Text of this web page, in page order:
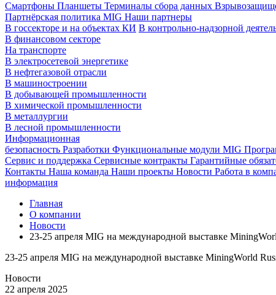
Смартфоны Планшеты Терминалы сбора данных
Партнёрская политика MIG Наши партнеры
В госсекторе и на объектах КИ В контрольно-надзорной
В финансовом секторе
На транспорте
В электросетевой энергетике
В нефтегазовой отрасли
В машиностроении
В добывающей промышленности
В химической промышленности
В металлургии
В лесной промышленности
Информационная
безопасность Разработки Функциональные модули MIG
Сервис и поддержка Сервисные контракты Гарантийные
Контакты Наша команда Наши проекты Новости Работа в
информация
Главная
О компании
Новости
23-25 апреля MIG на международной выставке
23-25 апреля MIG на международной выставке MiningWorld
Новости
22 апреля 2025